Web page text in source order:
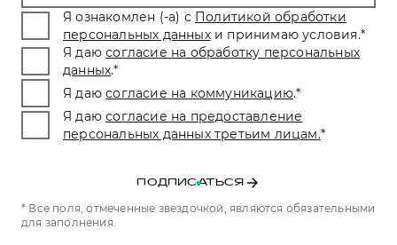
Я ознакомлен (-а) с Политикой обработки
персональных данных и принимаю условия.*
Я даю согласие на обработку персональных
данных.*
Я даю согласие на коммуникацию.*
Я даю согласие на предоставление
персональных данных третьим лицам.*
ПОДПИСАТЬСЯ
* Все поля, отмеченные звездочкой, являются обязательными
для заполнения.